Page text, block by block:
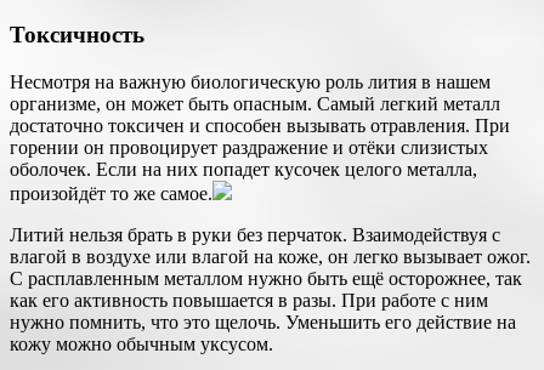
Токсичность
Несмотря на важную биологическую роль лития в нашем
организме, он может быть опасным. Самый легкий металл
достаточно токсичен и способен вызывать отравления. При
горении он провоцирует раздражение и отёки слизистых
оболочек. Если на них попадет кусочек целого металла,
произойдёт то же самое.
Литий нельзя брать в руки без перчаток. Взаимодействуя с
влагой в воздухе или влагой на коже, он легко вызывает ожог.
С расплавленным металлом нужно быть ещё осторожнее, так
как его активность повышается в разы. При работе с ним
нужно помнить, что это щелочь. Уменьшить его действие на
кожу можно обычным уксусом.